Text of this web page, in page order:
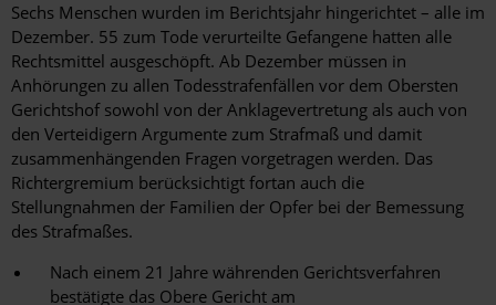
Sechs Menschen wurden im Berichtsjahr hingerichtet – alle im
Dezember. 55 zum Tode verurteilte Gefangene hatten alle
Rechtsmittel ausgeschöpft. Ab Dezember müssen in
Anhörungen zu allen Todesstrafenfällen vor dem Obersten
Gerichtshof sowohl von der Anklagevertretung als auch von
den Verteidigern Argumente zum Strafmaß und damit
zusammenhängenden Fragen vorgetragen werden. Das
Richtergremium berücksichtigt fortan auch die
Stellungnahmen der Familien der Opfer bei der Bemessung
des Strafmaßes.
Nach einem 21 Jahre währenden Gerichtsverfahren
bestätigte das Obere Gericht am